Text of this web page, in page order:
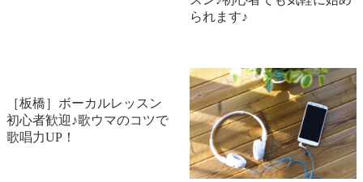
られます♪
［板橋］ボーカルレッスン
初心者歓迎♪歌ウマのコツで
歌唱力UP！